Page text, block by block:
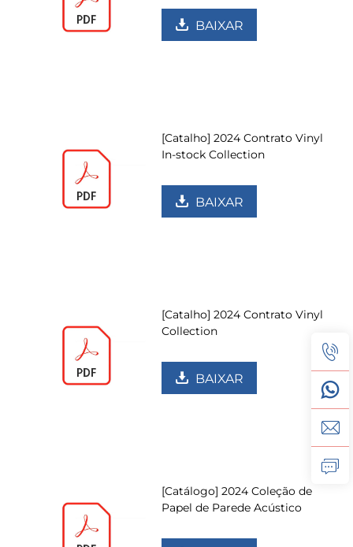
BAIXAR
[Catalho] 2024 Contrato Vinyl
In-stock Collection
BAIXAR
[Catalho] 2024 Contrato Vinyl
Collection
BAIXAR
[Catálogo] 2024 Coleção de
Papel de Parede Acústico